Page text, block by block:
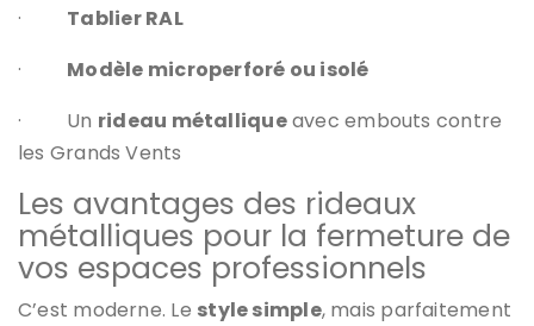
· Tablier RAL
· Modèle microperforé ou isolé
· Un rideau métalliqueavec embouts contre
les Grands Vents
Les avantages des rideaux
métalliques pour la fermeture de
vos espaces professionnels
C’est moderne. Le style simple, mais parfaitement